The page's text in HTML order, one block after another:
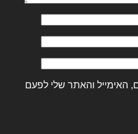
האימייל והאתר שלי לפעם